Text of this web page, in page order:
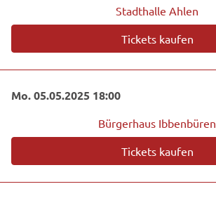
Stadthalle Ahlen
Tickets kaufen
Mo. 05.05.2025 18:00
Bürgerhaus Ibbenbüren
Tickets kaufen